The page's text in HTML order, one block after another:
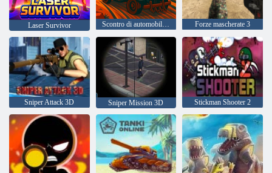
Laser Survivor Scontro di automobili Arena Forze mascherate 3
Sniper Attack 3D Sniper Mission 3D Stickman Shooter 2